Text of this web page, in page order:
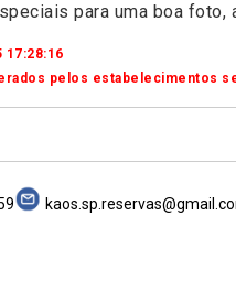
para uma boa
17:28:16
pelos estabelecimentos